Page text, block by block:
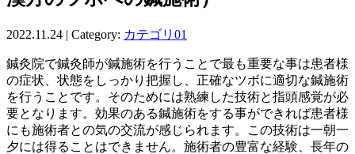
2022.11.24 | Category: カテゴリ01
鍼灸院で鍼灸師が鍼施術を行うことで最も重要な事は患者様
の症状、状態をしっかり把握し、正確なツボに適切な鍼施術
を行うことです。そのためには熟練した技術と指頭感覚が必
要となります。効果のある鍼施術をする事ができれば患者様
にも施術者との気の交流が感じられます。この技術は一朝一
夕には得ることはできません。施術者の豊富な経験、長年の